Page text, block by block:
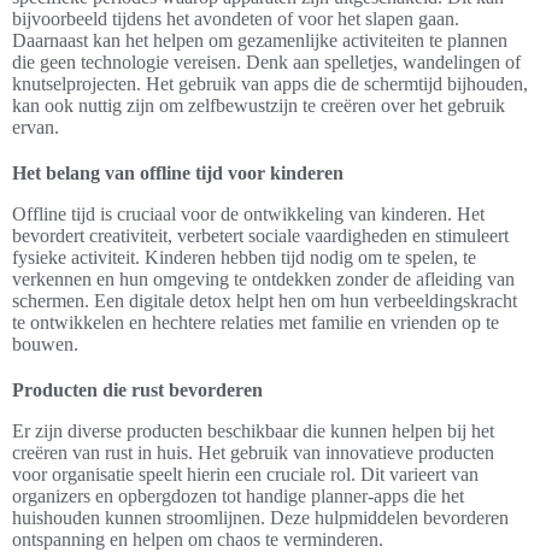
bijvoorbeeld tijdens het avondeten of voor het slapen gaan.
Daarnaast kan het helpen om gezamenlijke activiteiten te plannen
die geen technologie vereisen. Denk aan spelletjes, wandelingen of
knutselprojecten. Het gebruik van apps die de schermtijd bijhouden,
kan ook nuttig zijn om zelfbewustzijn te creëren over het gebruik
ervan.
Het belang van offline tijd voor kinderen
Offline tijd is cruciaal voor de ontwikkeling van kinderen. Het
bevordert creativiteit, verbetert sociale vaardigheden en stimuleert
fysieke activiteit. Kinderen hebben tijd nodig om te spelen, te
verkennen en hun omgeving te ontdekken zonder de afleiding van
schermen. Een digitale detox helpt hen om hun verbeeldingskracht
te ontwikkelen en hechtere relaties met familie en vrienden op te
bouwen.
Producten die rust bevorderen
Er zijn diverse producten beschikbaar die kunnen helpen bij het
creëren van rust in huis. Het gebruik van innovatieve producten
voor organisatie speelt hierin een cruciale rol. Dit varieert van
organizers en opbergdozen tot handige planner-apps die het
huishouden kunnen stroomlijnen. Deze hulpmiddelen bevorderen
ontspanning en helpen om chaos te verminderen.